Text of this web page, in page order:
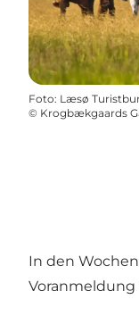
Foto: Læsø
© Krogbækgaards
In den
Voranmeldung